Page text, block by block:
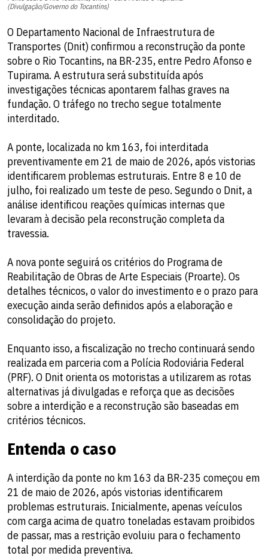
(Divulgação/Governo do Tocantins)
O Departamento Nacional de Infraestrutura de
Transportes (Dnit) confirmou a reconstrução da ponte
sobre o Rio Tocantins, na BR-235, entre Pedro Afonso e
Tupirama. A estrutura será substituída após
investigações técnicas apontarem falhas graves na
fundação. O tráfego no trecho segue totalmente
interditado.
A ponte, localizada no km 163, foi interditada
preventivamente em 21 de maio de 2026, após vistorias
identificarem problemas estruturais. Entre 8 e 10 de
julho, foi realizado um teste de peso. Segundo o Dnit, a
análise identificou reações químicas internas que
levaram à decisão pela reconstrução completa da
travessia.
A nova ponte seguirá os critérios do Programa de
Reabilitação de Obras de Arte Especiais (Proarte). Os
detalhes técnicos, o valor do investimento e o prazo para
execução ainda serão definidos após a elaboração e
consolidação do projeto.
Enquanto isso, a fiscalização no trecho continuará sendo
realizada em parceria com a Polícia Rodoviária Federal
(PRF). O Dnit orienta os motoristas a utilizarem as rotas
alternativas já divulgadas e reforça que as decisões
sobre a interdição e a reconstrução são baseadas em
critérios técnicos.
Entenda o caso
A interdição da ponte no km 163 da BR-235 começou em
21 de maio de 2026, após vistorias identificarem
problemas estruturais. Inicialmente, apenas veículos
com carga acima de quatro toneladas estavam proibidos
de passar, mas a restrição evoluiu para o fechamento
total por medida preventiva.